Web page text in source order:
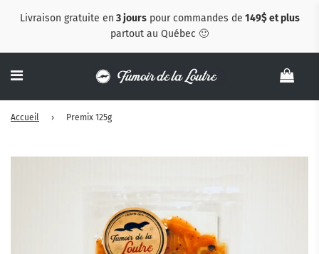
Livraison gratuite en 3 jourspour commandes de 149$ et plus
partout au Québec 🙂
Accueil › Premix 125g